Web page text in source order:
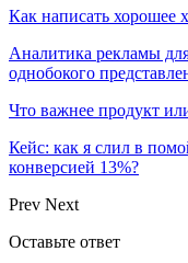
Как написать хорошее
Аналитика рекламы
однобокого
Что важнее продукт
Кейс: как я слил в
конверсией 13%?
Prev Next
Оставьте ответ